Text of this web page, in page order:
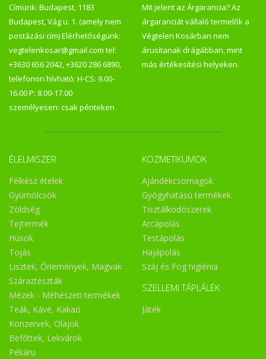
Címünk: Budapest, 1183
Budapest, Vág u. 1. (amely nem
postázási cím) Elérhetőségünk:
vegtelenkosar@gmail.com tel:
+3630 656 2042, +3620 286 6890,
telefonon hívható: H-CS: 9.00-
16.00 P: 8.00-17.00
személyesen: csak pénteken
Mit jelent az Árgarancia? Az
árgaranciát vállaló termelők a
Végtelen Kosárban nem
árusítanak drágábban, mint
más értékesítési helyeken.
ÉLELMISZER
Félkész ételek
Gyümölcsök
Zöldség
Tejtermék
Húsok
Tojás
Lisztek, Őrlemények, Magvak
Száraztészták
Mézek - Méhészeti termékek
Teák, Kávé, Kakaó
Konzervek, Olajok
Befőttek, Lekvárok
Pékáru
KOZMETIKUMOK
Ajándékcsomagok
Gyógyhatású termékek
Tisztálkodószerek
Arcápolás
Testápolás
Hajápolás
Száj és Fog higiénia
SZELLEMI TÁPLÁLÉK
Játék